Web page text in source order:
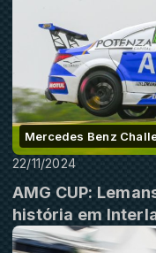
Mercedes Benz
22/11/2024
AMG CUP:
história em